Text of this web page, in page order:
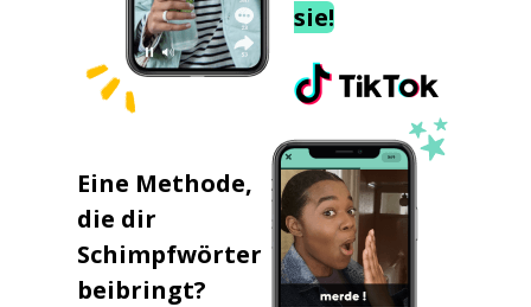
sie!
Eine Methode,
die dir
Schimpfwörter
beibringt?